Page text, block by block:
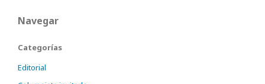
Navegar
Categorías
Editorial